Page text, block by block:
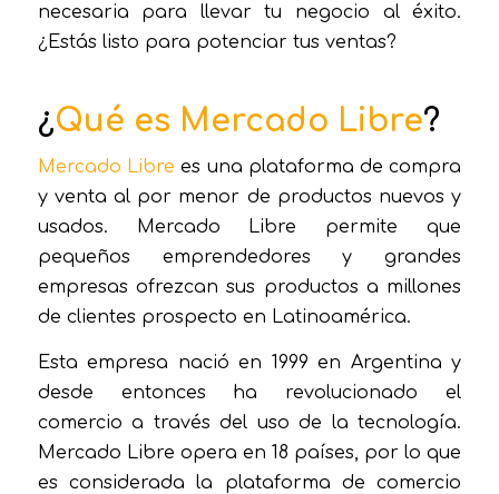
necesaria para llevar tu negocio al éxito.
¿Estás listo para potenciar tus ventas?
¿Qué es Mercado Libre?
Mercado Libre es una plataforma de compra
y venta al por menor de productos nuevos y
usados. Mercado Libre permite que
pequeños emprendedores y grandes
empresas ofrezcan sus productos a millones
de clientes prospecto en Latinoamérica.
Esta empresa nació en 1999 en Argentina y
desde entonces ha revolucionado el
comercio a través del uso de la tecnología.
Mercado Libre opera en 18 países, por lo que
es considerada la plataforma de comercio